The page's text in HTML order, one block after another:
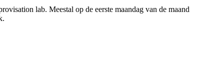
lab. Meestal op de eerste maandag van de maand